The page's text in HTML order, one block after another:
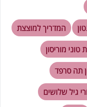
המדריך למוצצת
מוריסון
תה סרפד
גיל שלושים